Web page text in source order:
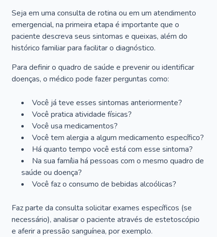
Seja em uma consulta de rotina ou em um atendimento
emergencial, na primeira etapa é importante que o
paciente descreva seus sintomas e queixas, além do
histórico familiar para facilitar o diagnóstico.
Para definir o quadro de saúde e prevenir ou identificar
doenças, o médico pode fazer perguntas como:
Você já teve esses sintomas anteriormente?
Você pratica atividade físicas?
Você usa medicamentos?
Você tem alergia a algum medicamento específico?
Há quanto tempo você está com esse sintoma?
Na sua família há pessoas com o mesmo quadro de
saúde ou doença?
Você faz o consumo de bebidas alcoólicas?
Faz parte da consulta solicitar exames específicos (se
necessário), analisar o paciente através de estetoscópio
e aferir a pressão sanguínea, por exemplo.